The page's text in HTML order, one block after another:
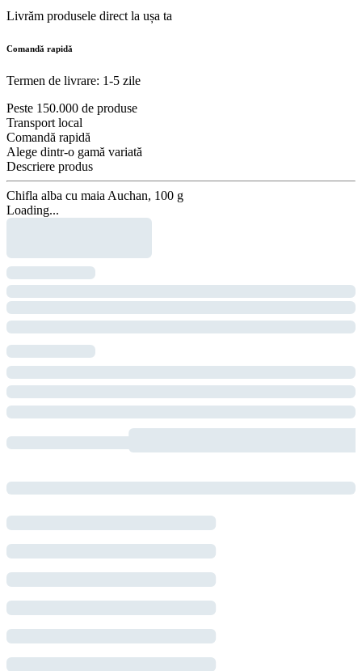
Livrăm produsele direct la ușa ta
Comandă rapidă
Termen de livrare: 1-5 zile
Peste 150.000 de produse
Transport local
Comandă rapidă
Alege dintr-o gamă variată
Descriere produs
Chifla alba cu maia Auchan, 100 g
Loading...